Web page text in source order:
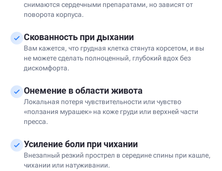
снимаются сердечными препаратами, но зависят от
поворота корпуса.
Скованность при дыхании
Вам кажется, что грудная клетка стянута корсетом, и вы
не можете сделать полноценный, глубокий вдох без
дискомфорта.
Онемение в области живота
Локальная потеря чувствительности или чувство
«ползания мурашек» на коже груди или верхней части
пресса.
Усиление боли при чихании
Внезапный резкий прострел в середине спины при кашле,
чихании или натуживании.